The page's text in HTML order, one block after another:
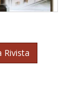
Rivista